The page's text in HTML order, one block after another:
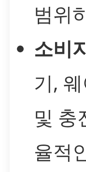
범위
소비
기,
및 충
율적